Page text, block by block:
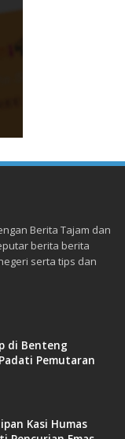
Berita Tajam dan
berita berita
serta tips dan
di Benteng
Pemutaran
Kasi Humas